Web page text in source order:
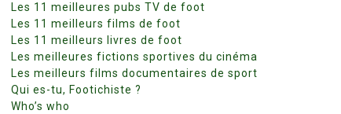
Les 11 meilleures pubs TV de foot
Les 11 meilleurs films de foot
Les 11 meilleurs livres de foot
Les meilleures fictions sportives du cinéma
Les meilleurs films documentaires de sport
Qui es-tu, Footichiste ?
Who’s who